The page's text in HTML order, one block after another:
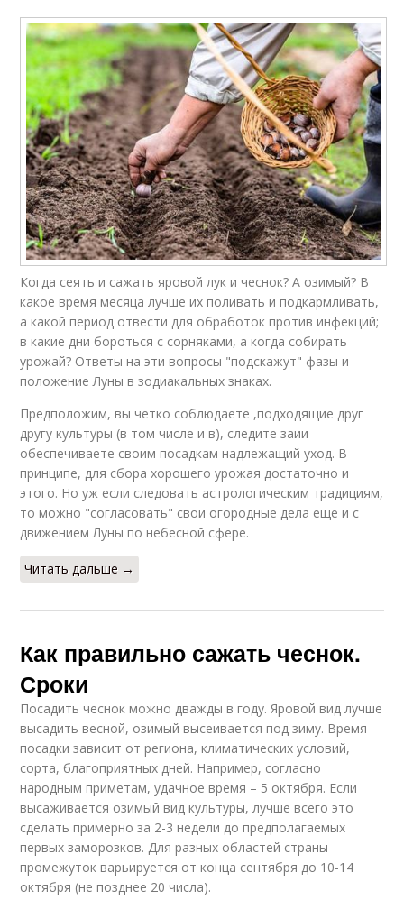
Когда сеять и сажать яровой лук и чеснок? А озимый? В
какое время месяца лучше их поливать и подкармливать,
а какой период отвести для обработок против инфекций;
в какие дни бороться с сорняками, а когда собирать
урожай? Ответы на эти вопросы "подскажут" фазы и
положение Луны в зодиакальных знаках.
Предположим, вы четко соблюдаете ,подходящие друг
другу культуры (в том числе и в), следите заии
обеспечиваете своим посадкам надлежащий уход. В
принципе, для сбора хорошего урожая достаточно и
этого. Но уж если следовать астрологическим традициям,
то можно "согласовать" свои огородные дела еще и с
движением Луны по небесной сфере.
Читать дальше →
Как правильно сажать чеснок.
Сроки
Посадить чеснок можно дважды в году. Яровой вид лучше
высадить весной, озимый высеивается под зиму. Время
посадки зависит от региона, климатических условий,
сорта, благоприятных дней. Например, согласно
народным приметам, удачное время – 5 октября. Если
высаживается озимый вид культуры, лучше всего это
сделать примерно за 2-3 недели до предполагаемых
первых заморозков. Для разных областей страны
промежуток варьируется от конца сентября до 10-14
октября (не позднее 20 числа).